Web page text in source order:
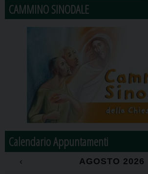
CAMMINO SINODALE
Calendario Appuntamenti
‹ AGOSTO 2026